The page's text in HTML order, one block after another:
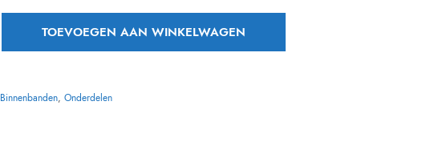
TOEVOEGEN AAN WINKELWAGEN
Binnenbanden, Onderdelen